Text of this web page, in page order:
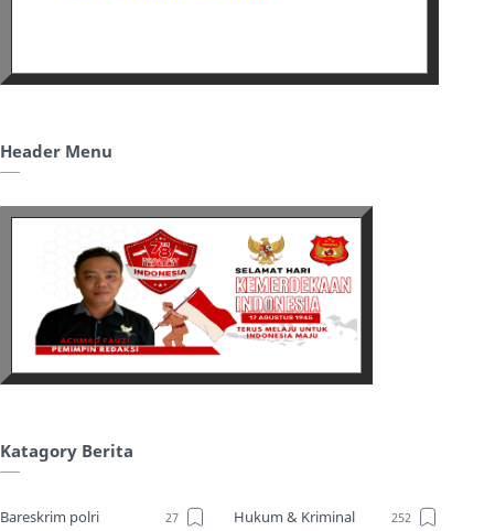
Header Menu
Katagory Berita
Bareskrim polri
Hukum & Kriminal